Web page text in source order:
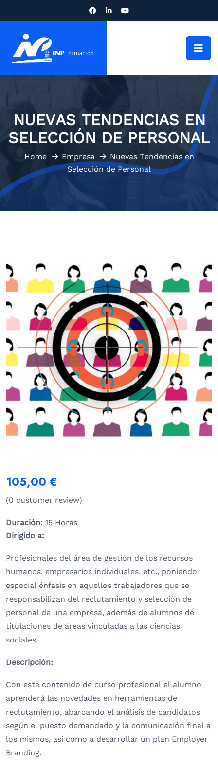
NUEVAS TENDENCIAS EN
SELECCIÓN DE PERSONAL
Home Empresa
Nuevas Tendencias en
Selección de Personal
105,00 €
(0 customer review)
Duración: 15 Horas
Dirigido a:
Profesionales del área de gestión de los recursos
humanos, empresarios individuales, etc., poniendo
especial énfasis en aquellos trabajadores que se
responsabilizan del reclutamiento y selección de
personal de una empresa, además de alumnos de
titulaciones de áreas vinculadas a las ciencias
sociales.
Descripción:
Con este contenido de curso profesional el alumno
aprenderá las novedades en herramientas de
reclutamiento, abarcando el análisis de candidatos
según el puesto demandado y la comunicación final a
los mismos, así como a desarrollar un plan Employer
Branding.